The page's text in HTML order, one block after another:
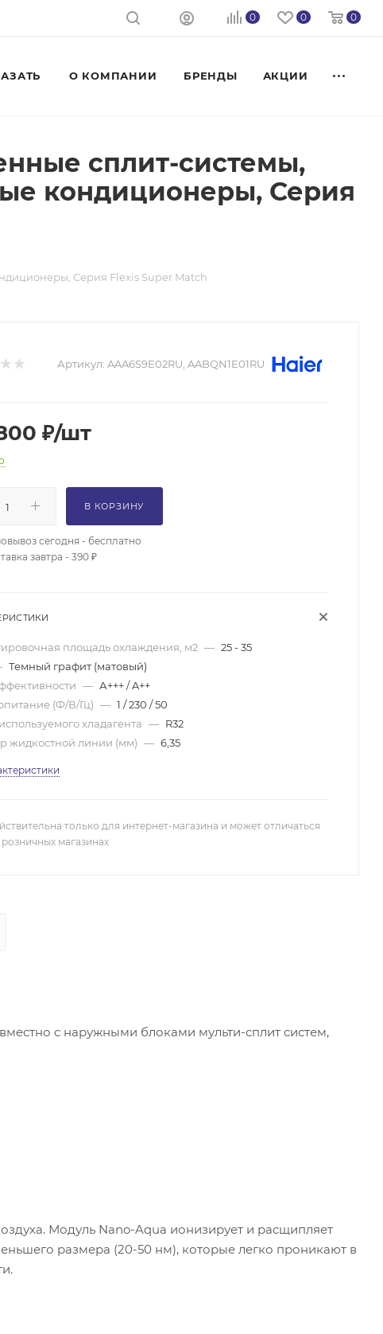
0 0 0
О КОМПАНИИ БРЕНДЫ АКЦИИ
сплит-системы,
кондиционеры, Серия
Серия Flexis Super Match
Артикул: AAA6S9E02RU, AABQN1E01RU
₽/шт
В КОРЗИНУ
сегодня - бесплатно
завтра - 390 ₽
площадь охлаждения, м2 — 25 - 35
Темный графит (матовый)
— А+++ / A++
(Ф/В/Гц) — 1 / 230 / 50
хладагента — R32
жидкостной линии (мм) — 6,35
только для интернет-магазина и может отличаться
магазинах
с наружными блоками мульти-сплит систем,
Модуль Nano-Aqua ионизирует и расщипляет
размера (20-50 нм), которые легко проникают в